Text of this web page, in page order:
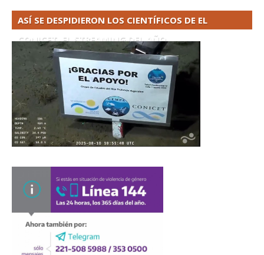
ASÍ SE DESPIDIERON LOS CIENTÍFICOS DE EL
CONICET. EL STREAMING DEL AÑO